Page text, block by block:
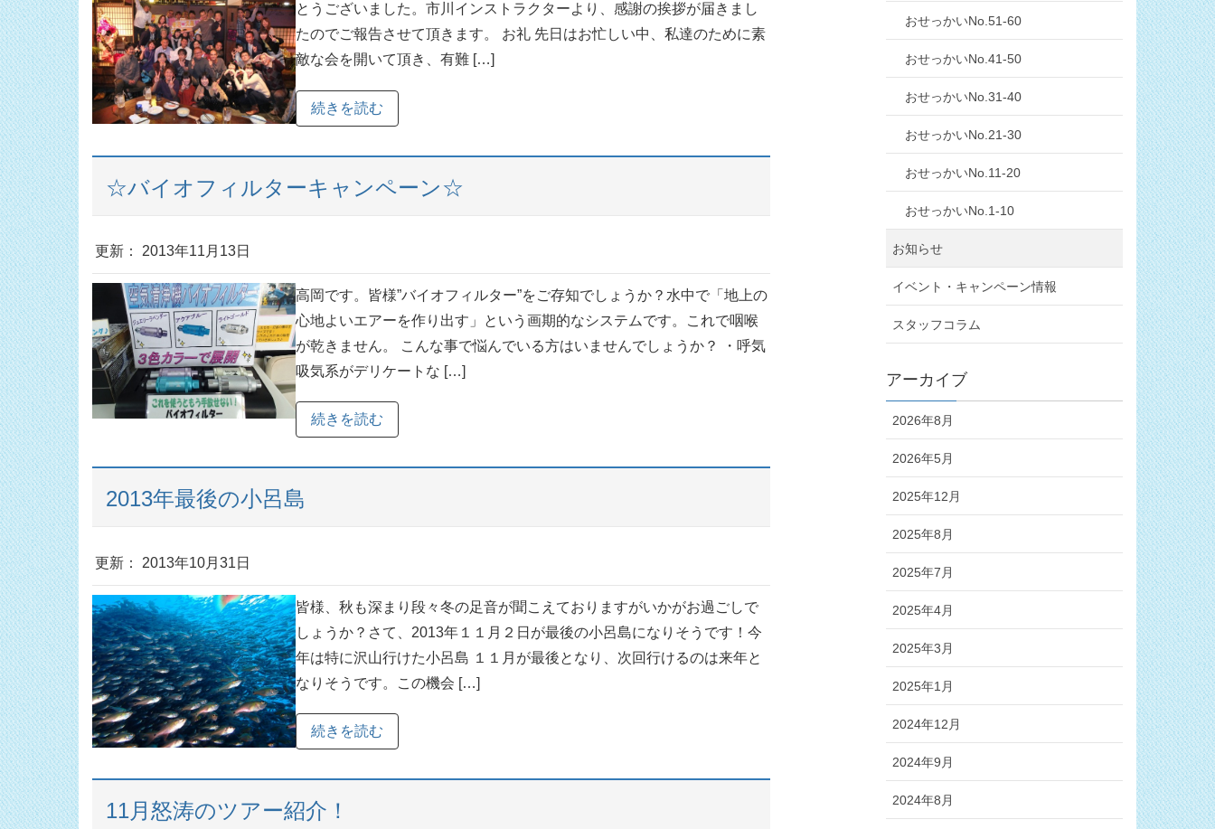
とうございました。市川インストラクターより、感謝の挨拶が届きまし
たのでご報告させて頂きます。 お礼 先日はお忙しい中、私達のために素
敵な会を開いて頂き、有難 […]
続きを読む
☆バイオフィルターキャンペーン☆
更新： 2013年11月13日
高岡です。皆様”バイオフィルター”をご存知でしょうか？水中で「地上の
心地よいエアーを作り出す」という画期的なシステムです。これで咽喉
が乾きません。 こんな事で悩んでいる方はいませんでしょうか？ ・呼気
吸気系がデリケートな […]
続きを読む
2013年最後の小呂島
更新： 2013年10月31日
皆様、秋も深まり段々冬の足音が聞こえておりますがいかがお過ごしで
しょうか？さて、2013年１１月２日が最後の小呂島になりそうです！今
年は特に沢山行けた小呂島 １１月が最後となり、次回行けるのは来年と
なりそうです。この機会 […]
続きを読む
11月怒涛のツアー紹介！
おせっかいNo.51-60
おせっかいNo.41-50
おせっかいNo.31-40
おせっかいNo.21-30
おせっかいNo.11-20
おせっかいNo.1-10
お知らせ
イベント・キャンペーン情報
スタッフコラム
アーカイブ
2026年8月
2026年5月
2025年12月
2025年8月
2025年7月
2025年4月
2025年3月
2025年1月
2024年12月
2024年9月
2024年8月